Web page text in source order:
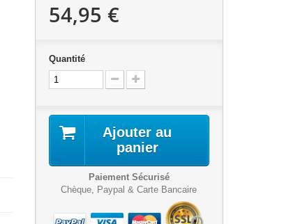
54,95 €
Quantité
Ajouter au
panier
Paiement Sécurisé
Chèque, Paypal & Carte Bancaire